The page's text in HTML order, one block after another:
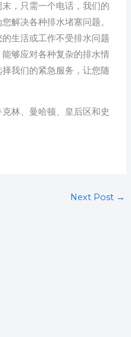
，只需一个电话，我们的
解决各种排水堵塞问题。
生活或工作不受排水问题
够应对各种复杂的排水情
我们的紧急服务，让您随
林、曼哈顿、皇后区和史
Next Post →